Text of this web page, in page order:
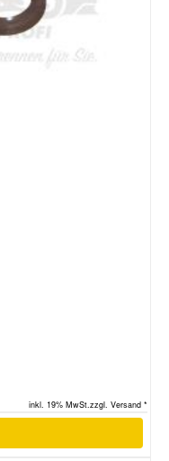
inkl. 19% MwSt.zzgl. Versand *